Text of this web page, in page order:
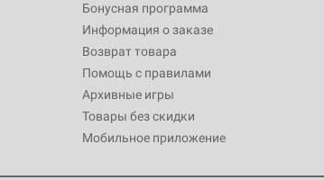
Бонусная программа
Информация о заказе
Возврат товара
Помощь с правилами
Архивные игры
Товары без скидки
Мобильное приложение